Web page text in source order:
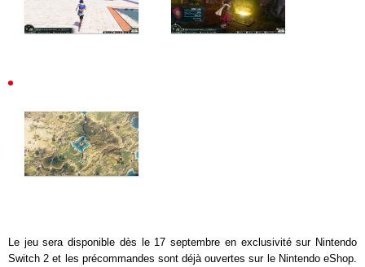
Le jeu sera disponible dès le 17 septembre en exclusivité sur Nintendo
Switch 2 et les précommandes sont déjà ouvertes sur le Nintendo eShop.